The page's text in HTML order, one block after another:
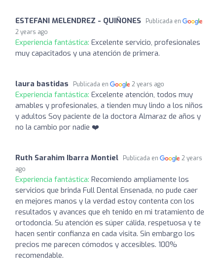
ESTEFANI MELENDREZ - QUIÑONES
Publicada en
2 years ago
Experiencia fantástica: Excelente servicio, profesionales
muy capacitados y una atención de primera.
laura bastidas Publicada en 2 years ago
Experiencia fantástica: Excelente atención, todos muy
amables y profesionales, a tienden muy lindo a los niños
y adultos Soy paciente de la doctora Almaraz de años y
no la cambio por nadie ❤️
Ruth Sarahim Ibarra Montiel Publicada en
2 years
ago
Experiencia fantástica: Recomiendo ampliamente los
servicios que brinda Full Dental Ensenada, no pude caer
en mejores manos y la verdad estoy contenta con los
resultados y avances que eh tenido en mi tratamiento de
ortodoncia. Su atención es súper cálida, respetuosa y te
hacen sentir confianza en cada visita. Sin embargo los
precios me parecen cómodos y accesibles. 100%
recomendable.